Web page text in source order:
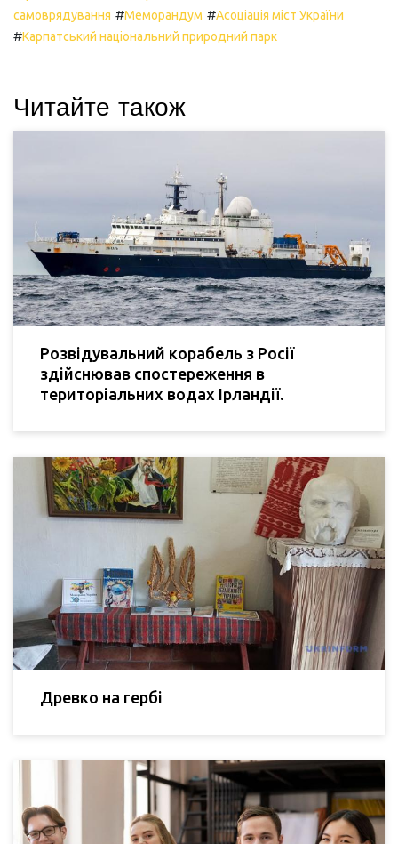
самоврядування #Меморандум #Асоціація міст України
#Карпатський національний природний парк
Читайте також
Розвідувальний корабель з Росії
здійснював спостереження в
територіальних водах Ірландії.
Древко на гербі